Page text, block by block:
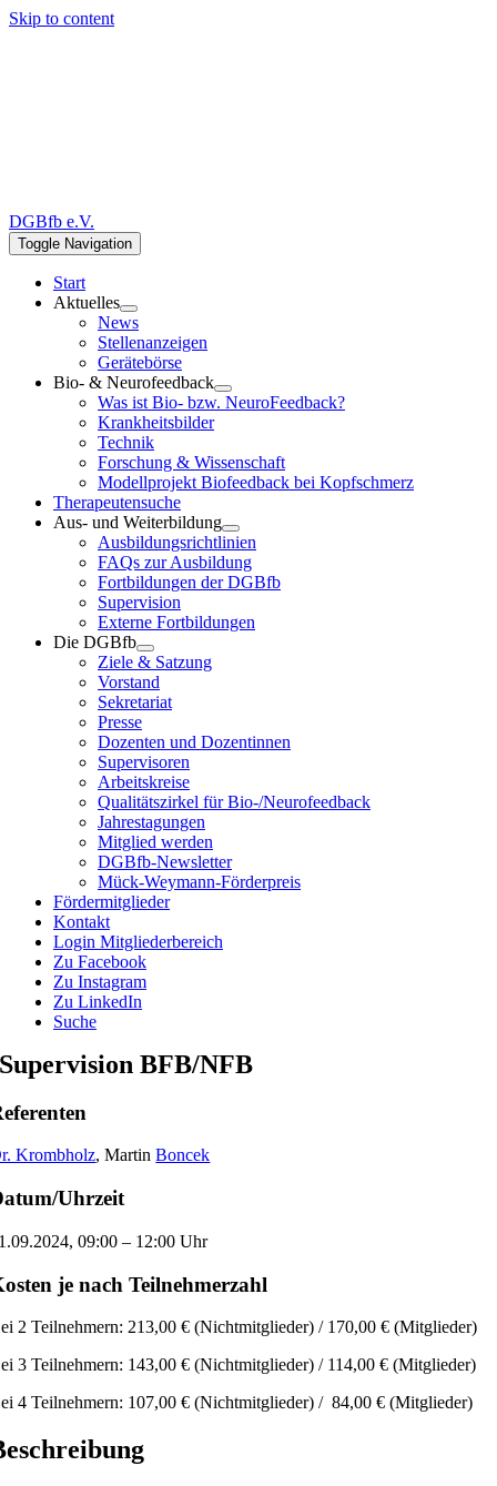
Skip to content
DGBfb e.V.
Toggle Navigation
Start
Aktuelles
News
Stellenanzeigen
Gerätebörse
Bio- & Neurofeedback
Was ist Bio- bzw. NeuroFeedback?
Krankheitsbilder
Technik
Forschung & Wissenschaft
Modellprojekt Biofeedback bei Kopfschmerz
Therapeutensuche
Aus- und Weiterbildung
Ausbildungsrichtlinien
FAQs zur Ausbildung
Fortbildungen der DGBfb
Supervision
Externe Fortbildungen
Die DGBfb
Ziele & Satzung
Vorstand
Sekretariat
Presse
Dozenten und Dozentinnen
Supervisoren
Arbeitskreise
Qualitätszirkel für Bio-/Neurofeedback
Jahrestagungen
Mitglied werden
DGBfb-Newsletter
Mück-Weymann-Förderpreis
Fördermitglieder
Kontakt
Login Mitgliederbereich
Zu Facebook
Zu Instagram
Zu LinkedIn
Suche
Supervision BFB/NFB
Krombholz, MartinBoncek
Uhrzeit
09:00 – 12:00 Uhr
je nach Teilnehmerzahl
2 Teilnehmern: 213,00 € (Nichtmitglieder) / 170,00 € (Mitglieder)
3 Teilnehmern: 143,00 € (Nichtmitglieder) / 114,00 € (Mitglieder)
4 Teilnehmern: 107,00 € (Nichtmitglieder) / 84,00 € (Mitglieder)